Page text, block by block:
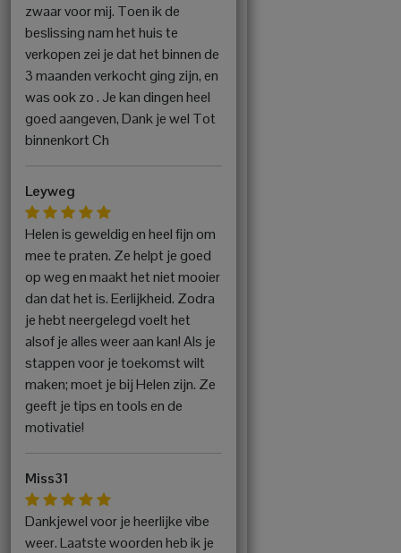
zwaar voor mij. Toen ik de
beslissing nam het huis te
verkopen zei je dat het binnen de
3 maanden verkocht ging zijn, en
was ook zo . Je kan dingen heel
goed aangeven, Dank je wel Tot
binnenkort Ch
Leyweg
Helen is geweldig en heel fijn om
mee te praten. Ze helpt je goed
op weg en maakt het niet mooier
dan dat het is. Eerlijkheid. Zodra
je hebt neergelegd voelt het
alsof je alles weer aan kan! Als je
stappen voor je toekomst wilt
maken; moet je bij Helen zijn. Ze
geeft je tips en tools en de
motivatie!
Miss31
Dankjewel voor je heerlijke vibe
weer. Laatste woorden heb ik je